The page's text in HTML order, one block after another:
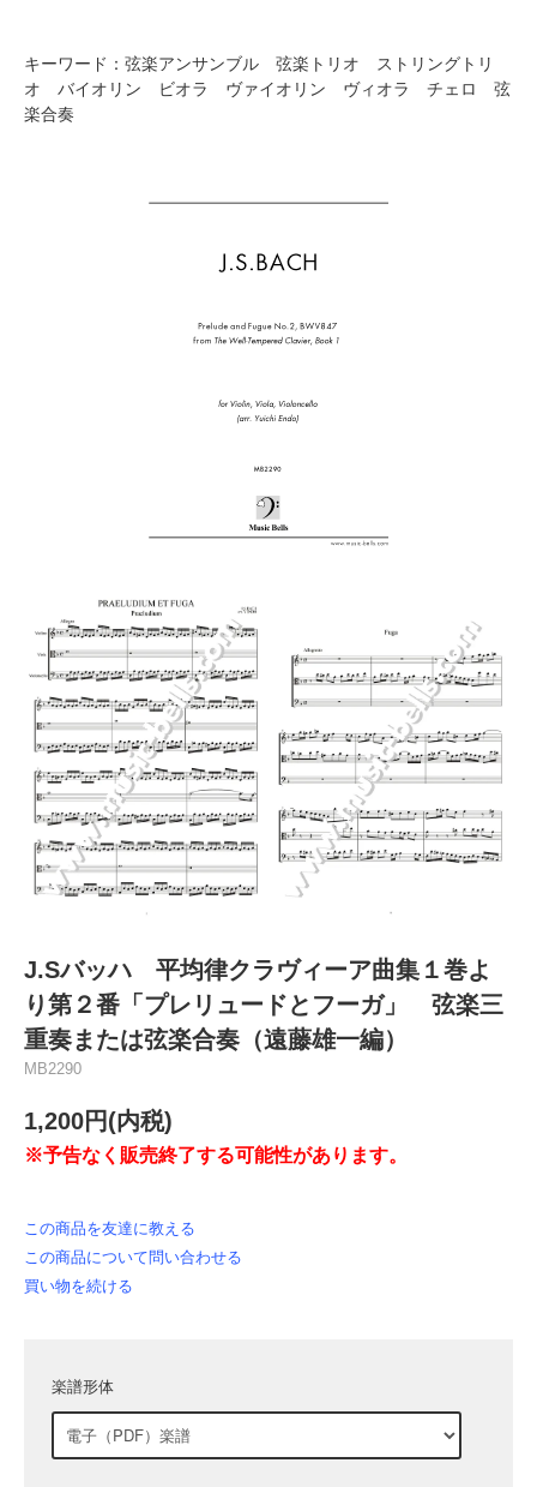
キーワード：弦楽アンサンブル 弦楽トリオ ストリングトリ
オ バイオリン ビオラ ヴァイオリン ヴィオラ チェロ 弦
楽合奏
J.Sバッハ 平均律クラヴィーア曲集１巻よ
り第２番「プレリュードとフーガ」 弦楽三
重奏または弦楽合奏（遠藤雄一編）
MB2290
1,200円(内税)
※予告なく販売終了する可能性があります。
この商品を友達に教える
この商品について問い合わせる
買い物を続ける
楽譜形体